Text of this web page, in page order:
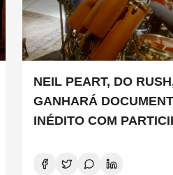
NEIL PEART, DO
GANHARÁ
INÉDITO COM
COPELAND E DANNY